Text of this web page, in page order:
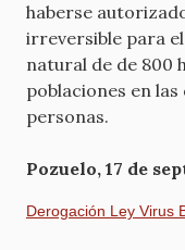
haberse
irreversible para
natural de de 800
poblaciones en las
personas.
Pozuelo, 17 de
Derogación Ley Virus